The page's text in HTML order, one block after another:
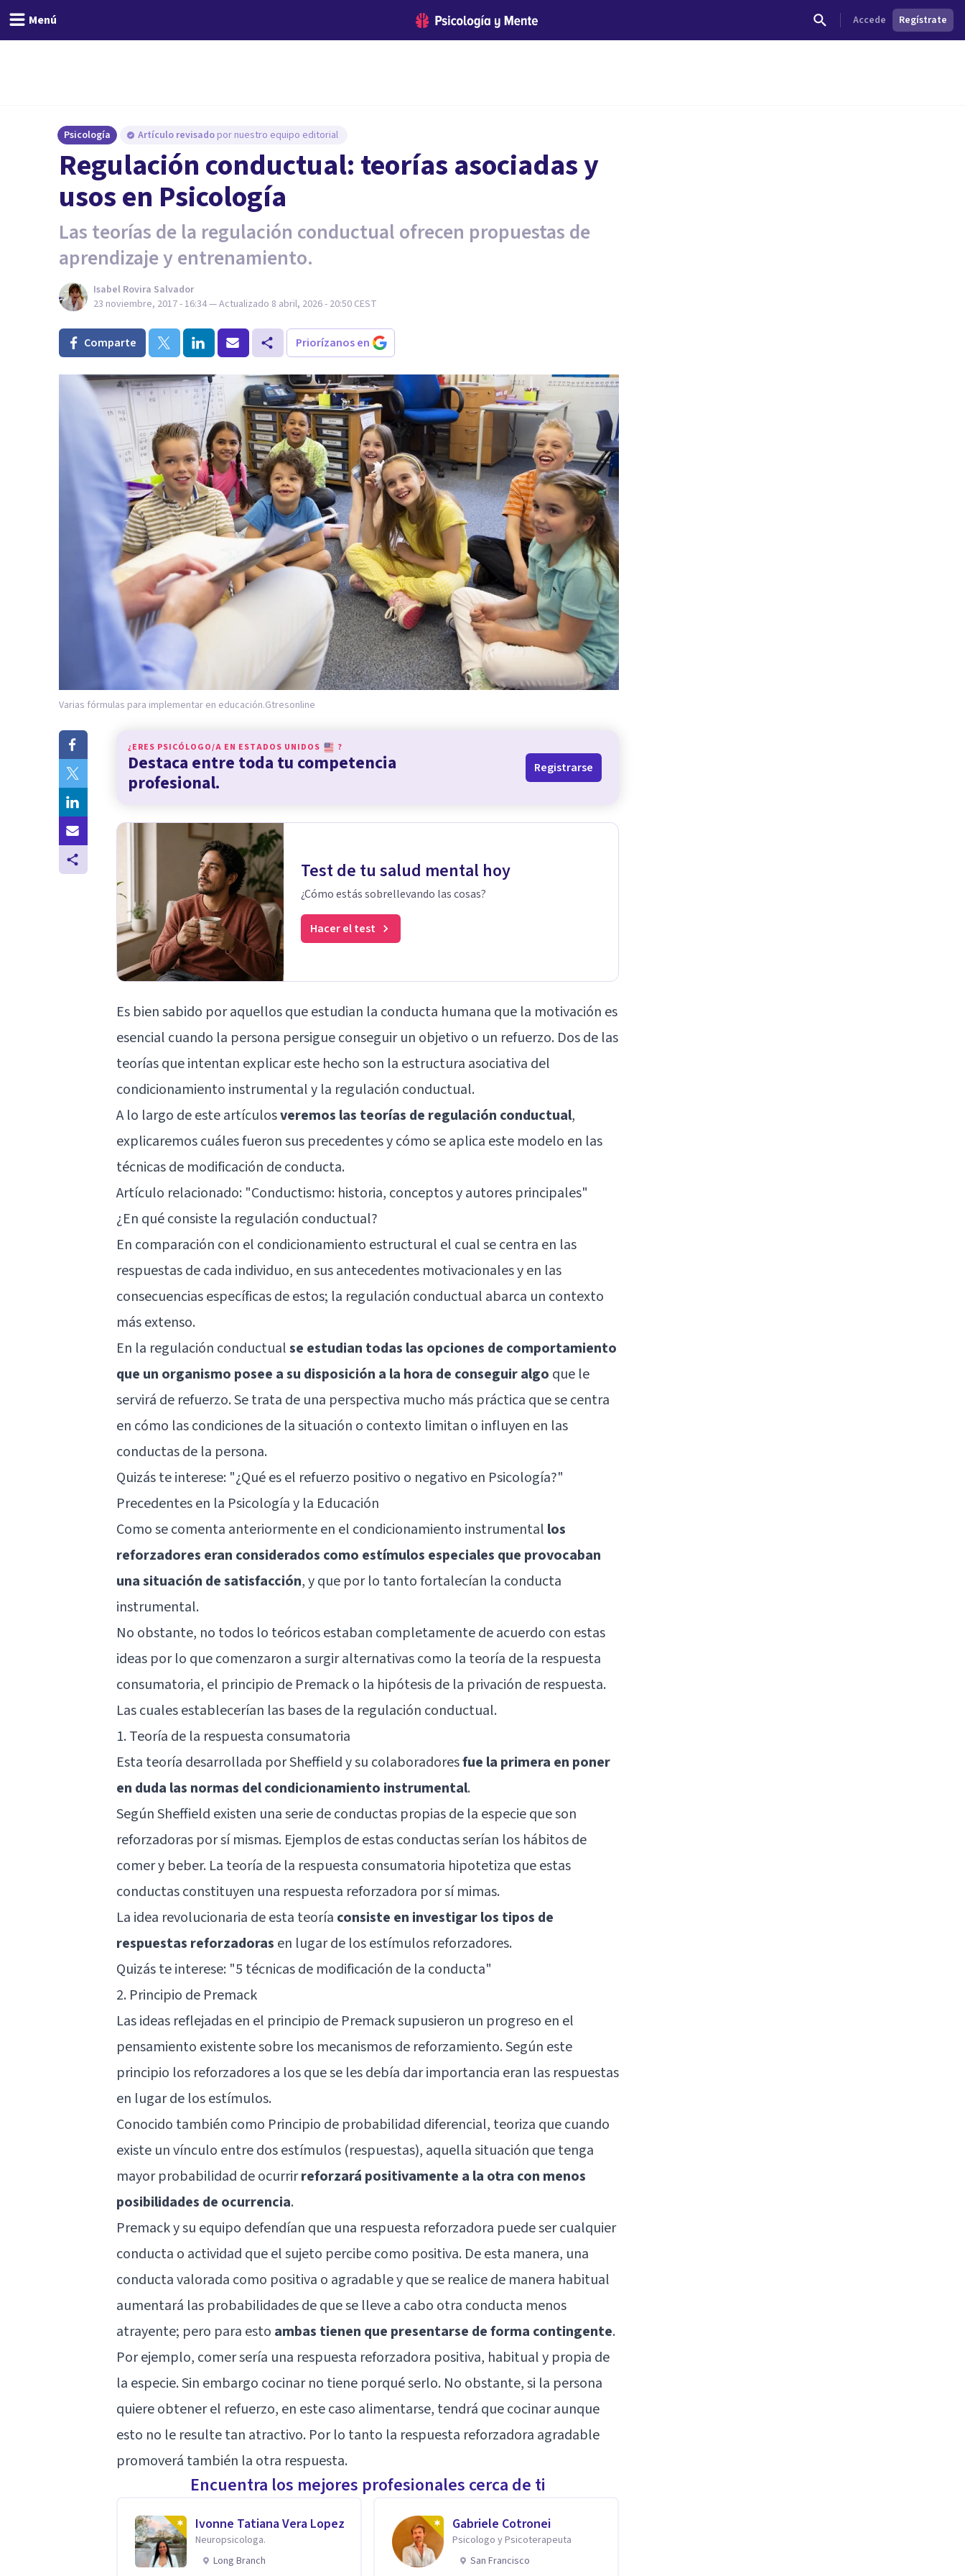
Menú Accede Regístrate
Psicología Artículo revisado por nuestro equipo editorial
Regulación conductual: teorías asociadas y
usos en Psicología
Las teorías de la regulación conductual ofrecen propuestas de
aprendizaje y entrenamiento.
Isabel Rovira Salvador
23 noviembre, 2017 - 16:34— Actualizado 8 abril, 2026 - 20:50 CEST
Comparte Priorízanos en
Varias fórmulas para implementar en educación.Gtresonline
¿ERES PSICÓLOGO/A EN ESTADOS UNIDOS ?
Destaca entre toda tu competencia
profesional.
Registrarse
Test de tu salud mental hoy
¿Cómo estás sobrellevando las cosas?
Hacer el test
Es bien sabido por aquellos que estudian la conducta humana que la motivación es
esencial cuando la persona persigue conseguir un objetivo o un refuerzo. Dos de las
teorías que intentan explicar este hecho son la estructura asociativa del
condicionamiento instrumentaly la regulación conductual.
A lo largo de este artículosveremos las teorías de regulación conductual,
explicaremos cuáles fueron sus precedentes y cómo se aplica este modelo en las
técnicas de modificación de conducta.
Artículo relacionado: "Conductismo: historia, conceptos y autores principales"
¿En qué consiste la regulación conductual?
En comparación con el condicionamiento estructural el cual se centra en las
respuestas de cada individuo, en sus antecedentes motivacionales y en las
consecuencias específicas de estos; la regulación conductual abarca un contexto
más extenso.
En la regulación conductualse estudian todas las opciones de comportamiento
que un organismo posee a su disposición a la hora de conseguir algo que le
servirá de refuerzo. Se trata de una perspectiva mucho más práctica que se centra
en cómo las condiciones de la situación o contexto limitan o influyen en las
conductas de la persona.
Quizás te interese: "¿Qué es el refuerzo positivo o negativo en Psicología?"
Precedentes en la Psicología y la Educación
Como se comenta anteriormente en el condicionamiento instrumental los
reforzadores eran considerados como estímulos especiales que provocaban
una situación de satisfacción, y que por lo tanto fortalecían la conducta
instrumental.
No obstante, no todos lo teóricos estaban completamente de acuerdo con estas
ideas por lo que comenzaron a surgir alternativas como la teoría de la respuesta
consumatoria, el principio de Premack o la hipótesis de la privación de respuesta.
Las cuales establecerían las bases de la regulación conductual.
1. Teoría de la respuesta consumatoria
Esta teoría desarrollada por Sheffield y su colaboradoresfue la primera en poner
en duda las normas del condicionamiento instrumental.
Según Sheffield existen una serie de conductas propias de la especie que son
reforzadoras por sí mismas. Ejemplos de estas conductas serían los hábitos de
comer y beber. La teoría de la respuesta consumatoria hipotetiza que estas
conductas constituyen una respuesta reforzadora por sí mimas.
La idea revolucionaria de esta teoría consiste en investigar los tipos de
respuestas reforzadoras en lugar de los estímulos reforzadores.
Quizás te interese: "5 técnicas de modificación de la conducta"
2. Principio de Premack
Las ideas reflejadas en el principio de Premack supusieron un progreso en el
pensamiento existente sobre los mecanismos de reforzamiento. Según este
principio los reforzadores a los que se les debía dar importancia eran las respuestas
en lugar de los estímulos.
Conocido también como Principio de probabilidad diferencial, teoriza que cuando
existe un vínculo entre dos estímulos (respuestas), aquella situación que tenga
mayor probabilidad de ocurrirreforzará positivamente a la otra con menos
posibilidades de ocurrencia.
Premack y su equipo defendían que una respuesta reforzadora puede ser cualquier
conducta o actividad que el sujeto percibe como positiva. De esta manera, una
conducta valorada como positiva o agradable y que se realice de manera habitual
aumentará las probabilidades de que se lleve a cabo otra conducta menos
atrayente; pero para esto ambas tienen que presentarse de forma contingente.
Por ejemplo, comer sería una respuesta reforzadora positiva, habitual y propia de
la especie. Sin embargo cocinar no tiene porqué serlo. No obstante, si la persona
quiere obtener el refuerzo, en este caso alimentarse, tendrá que cocinar aunque
esto no le resulte tan atractivo. Por lo tanto la respuesta reforzadora agradable
promoverá también la otra respuesta.
Encuentra los mejores profesionales cerca de ti
Ivonne Tatiana Vera Lopez
Neuropsicologa.
Long Branch
Gabriele Cotronei
Psicologo y Psicoterapeuta
San Francisco